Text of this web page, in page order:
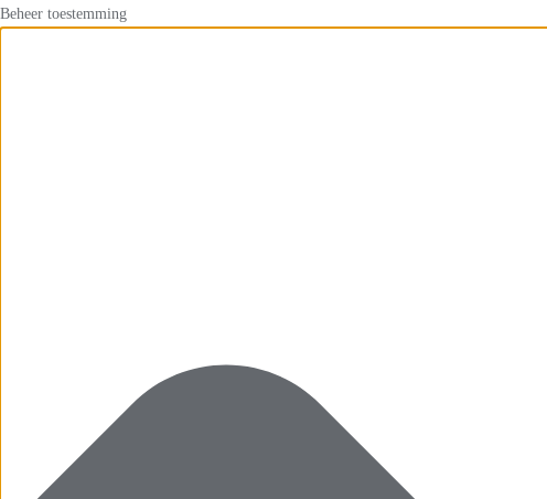
Beheer toestemming